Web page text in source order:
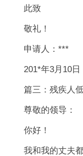
此致
敬礼！
申请人：***
201*年3月10日
篇三：残疾人
尊敬的领导：
你好！
我和我的丈夫